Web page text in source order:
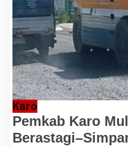
Karo
Pemkab Karo